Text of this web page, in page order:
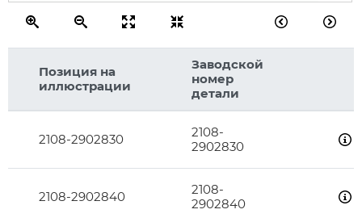
Позиция на
иллюстрации
Заводской
номер
детали
2108-2902830
2108-
2902830
2108-2902840
2108-
2902840